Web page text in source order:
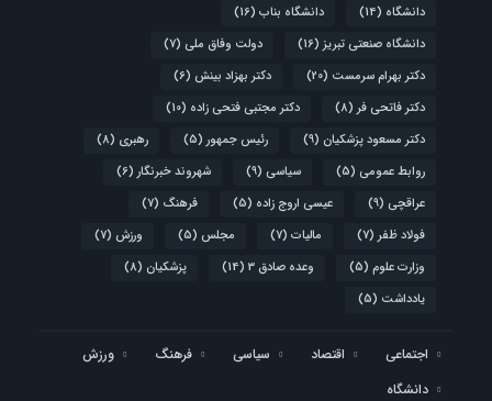
دانشگاه (14) دانشگاه بناب (16)
دانشگاه صنعتی تبریز (16) دولت وفاق ملی (7)
دکتر بهرام سرمست (20) دکتر بهزاد بینش (6)
دکتر فاتحی فر (8) دکتر مجتبی فتحی زاده (10)
دکتر مسعود پزشکیان (9) رئیس جمهور (5) رهبری (8)
روابط عمومی (5) سیاسی (9) شهروند خبرنگار (6)
عراقچی (9) عیسی اروج زاده (5) فرهنگ (7)
فولاد ظفر (7) مالیات (7) مجلس (5) ورزش (7)
وزارت علوم (5) وعده صادق 3 (14) پزشکیان (8)
یادداشت (5)
اجتماعی اقتصاد سیاسی فرهنگ
ورزش
دانشگاه